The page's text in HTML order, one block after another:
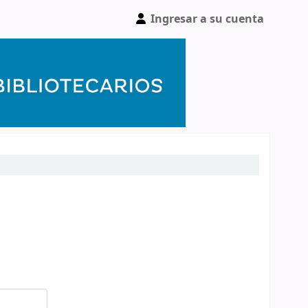
Ingresar a su cuenta